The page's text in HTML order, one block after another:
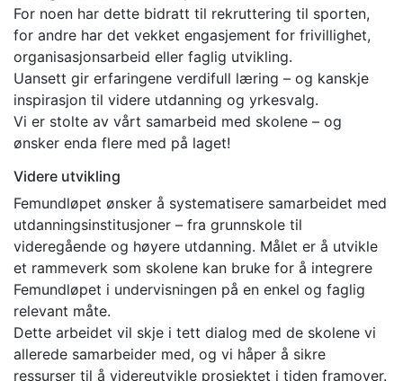
For noen har dette bidratt til rekruttering til sporten,
for andre har det vekket engasjement for frivillighet,
organisasjonsarbeid eller faglig utvikling.
Uansett gir erfaringene verdifull læring – og kanskje
inspirasjon til videre utdanning og yrkesvalg.
Vi er stolte av vårt samarbeid med skolene – og
ønsker enda flere med på laget!
Videre utvikling
Femundløpet ønsker å systematisere samarbeidet med
utdanningsinstitusjoner – fra grunnskole til
videregående og høyere utdanning. Målet er å utvikle
et rammeverk som skolene kan bruke for å integrere
Femundløpet i undervisningen på en enkel og faglig
relevant måte.
Dette arbeidet vil skje i tett dialog med de skolene vi
allerede samarbeider med, og vi håper å sikre
ressurser til å videreutvikle prosjektet i tiden framover.